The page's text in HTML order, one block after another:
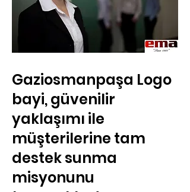
Gaziosmanpaşa Logo
bayi, güvenilir
yaklaşımı ile
müşterilerine tam
destek sunma
misyonunu